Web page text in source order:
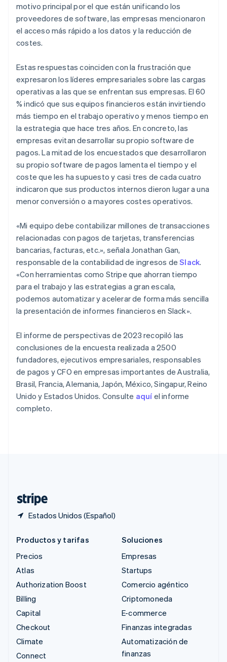
motivo principal por el que están unificando los
proveedores de software, las empresas mencionaron
el acceso más rápido a los datos y la reducción de
costes.
Estas respuestas coinciden con la frustración que
expresaron los líderes empresariales sobre las cargas
operativas a las que se enfrentan sus empresas. El 60
% indicó que sus equipos financieros están invirtiendo
más tiempo en el trabajo operativo y menos tiempo en
la estrategia que hace tres años. En concreto, las
empresas evitan desarrollar su propio software de
pagos. La mitad de los encuestados que desarrollaron
su propio software de pagos lamenta el tiempo y el
coste que les ha supuesto y casi tres de cada cuatro
indicaron que sus productos internos dieron lugar a una
menor conversión o a mayores costes operativos.
«Mi equipo debe contabilizar millones de transacciones
relacionadas con pagos de tarjetas, transferencias
bancarias, facturas, etc.», señala Jonathan Gan,
responsable de la contabilidad de ingresos deSlack.
«Con herramientas como Stripe que ahorran tiempo
para el trabajo y las estrategias a gran escala,
podemos automatizar y acelerar de forma más sencilla
la presentación de informes financieros en Slack».
El informe de perspectivas de 2023 recopiló las
conclusiones de la encuesta realizada a 2500
fundadores, ejecutivos empresariales, responsables
de pagos y CFO en empresas importantes de Australia,
Brasil, Francia, Alemania, Japón, México, Singapur, Reino
Unido y Estados Unidos. Consulte aquí el informe
completo.
Estados Unidos (Español)
India
English
English
Japón
日本語English
Letonia
English
Liechtenstein
DeutschEnglish
Lituania
English
Luxemburgo
Français DeutschEnglish
Malasia
English 简体中文
Malta
English
Español English
Noruega
English
Nueva Zelandia
English
Países Bajos
NederlandsEnglish
Polonia
English
RAE de Hong Kong, China
English简体中文
Reino Unido
English
República Checa
English
Rumania
English
Productos y tarifas
Precios
Atlas
Authorization Boost
Billing
Capital
Checkout
Climate
Connect
Soluciones
Empresas
Startups
Comercio agéntico
Criptomoneda
E-commerce
Finanzas integradas
Automatización de
finanzas